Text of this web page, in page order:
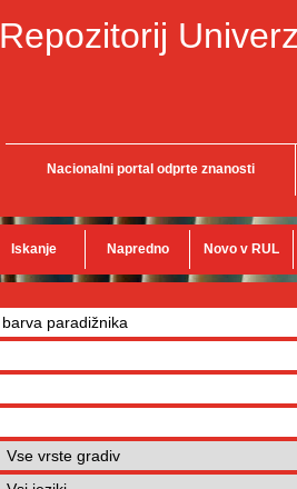
Repozitorij
Nacionalni portal odprte znanosti
Iskanje Napredno Novo v RUL